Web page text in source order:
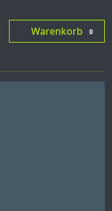
Warenkorb 0